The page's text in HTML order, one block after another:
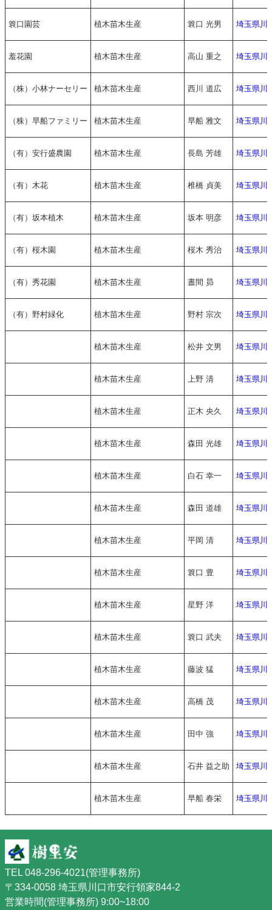
簔口園芸 植木苗木生産 簔口 光男 埼玉県川
羞花園 植木苗木生産 高山 重之 埼玉県川
（株）小林ナーセリー 植木苗木生産 西川 道広 埼玉県川
（株）早船ファミリー 植木苗木生産 早船 雅文 埼玉県川
（有）安行盛農園 植木苗木生産 長島 芳雄 埼玉県川
（有）木花 植木苗木生産 椎橋 貞美 埼玉県川
（有）坂本植木 植木苗木生産 坂本 明彦 埼玉県川
（有）桜木園 植木苗木生産 桜木 秀治 埼玉県川
（有）秀花園 植木苗木生産 晝間 昴 埼玉県川
（有）野村緑化 植木苗木生産 野村 宗次 埼玉県川
植木苗木生産 松井 文男 埼玉県川
植木苗木生産 上野 清 埼玉県川
植木苗木生産 正木 央久 埼玉県川
植木苗木生産 森田 光雄 埼玉県川
植木苗木生産 白石 幸一 埼玉県川
植木苗木生産 森田 道雄 埼玉県川
植木苗木生産 平岡 清 埼玉県川
植木苗木生産 簔口 豊 埼玉県川
植木苗木生産 星野 洋 埼玉県川
植木苗木生産 簔口 武夫 埼玉県川
植木苗木生産 藤波 猛 埼玉県川
植木苗木生産 高橋 茂 埼玉県川
植木苗木生産 田中 強 埼玉県川
植木苗木生産 石井 益之助 埼玉県川
植木苗木生産 早船 春栄 埼玉県川
TEL 048-296-4021(管理事務所)
〒334-0058 埼玉県川口市安行領家844-2
営業時間(管理事務所) 9:00~18:00